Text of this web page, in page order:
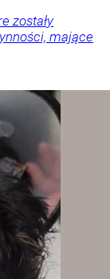
zostały
mające